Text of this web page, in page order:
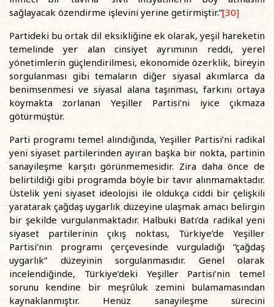
sağlayacak özendirme işlevini yerine getirmiştir.”[30]
Partideki bu ortak dil eksikliğine ek olarak, yeşil hareketin
temelinde yer alan cinsiyet ayrımının reddi, yerel
yönetimlerin güçlendirilmesi, ekonomide özerklik, bireyin
sorgulanması gibi temaların diğer siyasal akımlarca da
benimsenmesi ve siyasal alana taşınması, farkını ortaya
koymakta zorlanan Yeşiller Partisi’ni iyice çıkmaza
götürmüştür.
Parti programı temel alındığında, Yeşiller Partisi’ni radikal
yeni siyaset partilerinden ayıran başka bir nokta, partinin
sanayileşme karşıtı görünmemesidir. Zira daha önce de
belirtildiği gibi programda böyle bir tavır alınmamaktadır.
Üstelik yeni siyaset ideolojisi ile oldukça ciddi bir çelişkili
yaratarak çağdaş uygarlık düzeyine ulaşmak amacı belirgin
bir şekilde vurgulanmaktadır. Halbuki Batı’da radikal yeni
siyaset partilerinin çıkış noktası, Türkiye’de Yeşiller
Partisi’nin programı çerçevesinde vurguladığı “çağdaş
uygarlık” düzeyinin sorgulanmasıdır. Genel olarak
incelendiğinde, Türkiye’deki Yeşiller Partisi’nin temel
sorunu kendine bir meşrûluk zemini bulamamasından
kaynaklanmıştır. Henüz sanayileşme sürecini